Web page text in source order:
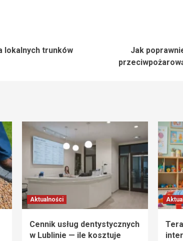
lokalnych trunków
Jak
Aktualności
Cennik usług dentystycznych
w Lublinie — ile kosztuje